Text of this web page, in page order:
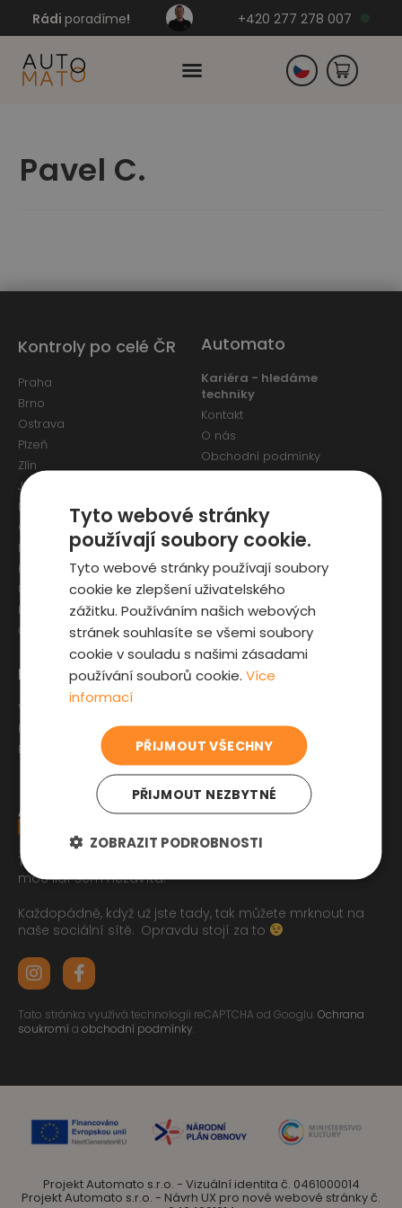
Rádi poradíme! +420 277 278 007
Pavel C.
Tak jste se pročetli až sem dolu jo? To zasluhuje respekt,
moc lidí sem nezavítá.
Každopádně, když už jste tady, tak můžete mrknout na
naše sociální sítě. Opravdu stojí za to
Tato stránka využívá technologii reCAPTCHA od Googlu.Ochrana
soukromía obchodní podmínky.
Pro zákazníky
Výběr auta
Fyzická kontrola auta
Prověrka historie
Zajímavosti
Kupní smlouva na auto
Jak registrovat auto
Sleva pro IZS
Automato
Kariéra - hledáme
techniky
Kontakt
O nás
Obchodní podmínky
Kontroly po celé ČR
Praha
Brno
Ostrava
Plzeň
Zlín
Jihlava
Liberec
Olomouc
Pardubice
Karlovy Vary
Ústí nad Labem
Hradec Králové
České Budějovice
Projekt Automato s.r.o. - Vizuální identita č. 0461000014
Projekt Automato s.r.o. - Návrh UX pro nové webové stránky č.
Tyto webové stránky
používají soubory cookie.
Tyto webové stránky používají soubory
cookie ke zlepšení uživatelského
zážitku. Používáním našich webových
stránek souhlasíte se všemi soubory
cookie v souladu s našimi zásadami
používání souborů cookie.Více
informací
PŘIJMOUT VŠECHNY
PŘIJMOUT NEZBYTNÉ
ZOBRAZIT PODROBNOSTI